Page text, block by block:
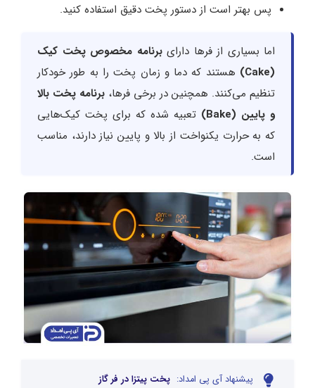
پس بهتر است از دستور پخت دقیق استفاده کنید.
اما بسیاری از فرها دارایبرنامه مخصوص پخت کیک
(Cake)
هستند که دما و زمان پخت را به طور خودکار
تنظیم می‌کنند. همچنین در برخی فرها، برنامه پخت بالا
و پایین (Bake)
تعبیه شده که برای پخت کیک‌هایی
که به حرارت یکنواخت از بالا و پایین نیاز دارند، مناسب
است.
پیشنهاد آی پی امداد: پخت پیتزا در فر گاز